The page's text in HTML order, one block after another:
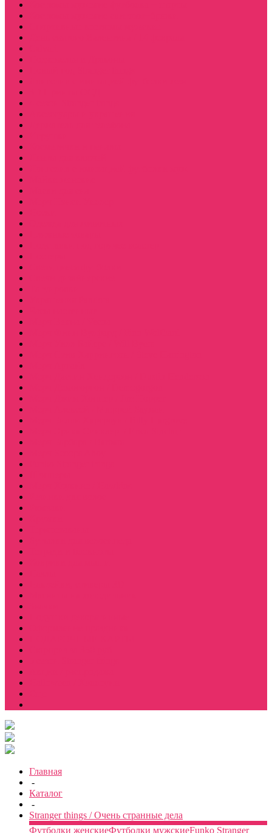
Главная
-
Каталог
-
Stranger things / Очень странные дела
Футболки женскиеФутболки мужскиеFunko Stranger